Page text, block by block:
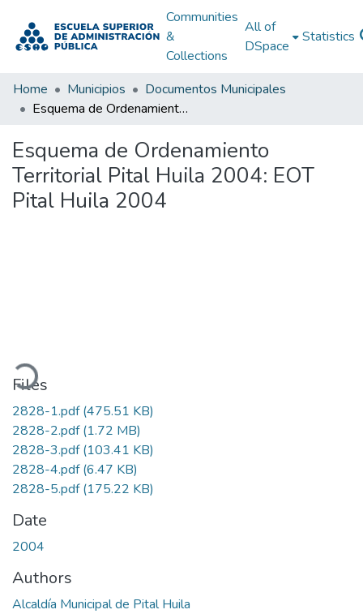
Communities
&
Collections
All of
DSpace
Statistics
Home Municipios
Documentos Municipales
Esquema de Ordenamiento Territorial Pital Huila 2004: EOT Pital Huila 2004
Esquema de Ordenamiento
Territorial Pital Huila 2004: EOT
Pital Huila 2004
Files
2828-1.pdf(475.51 KB)
2828-2.pdf(1.72 MB)
2828-3.pdf(103.41 KB)
2828-4.pdf(6.47 KB)
2828-5.pdf(175.22 KB)
Date
2004
Authors
Alcaldía Municipal de Pital Huila